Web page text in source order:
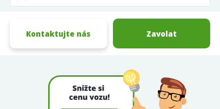
Kontaktujte nás Zavolat